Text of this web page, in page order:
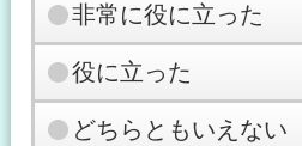
非常に役に立った
役に立った
どちらともいえない